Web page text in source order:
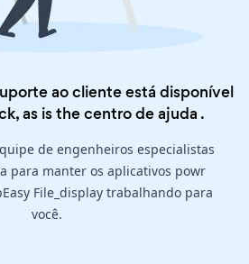
ao cliente está disponível
as is thecentro de ajuda .
de engenheiros especialistas
para manter os aplicativos powr
File_display trabalhando para
você.